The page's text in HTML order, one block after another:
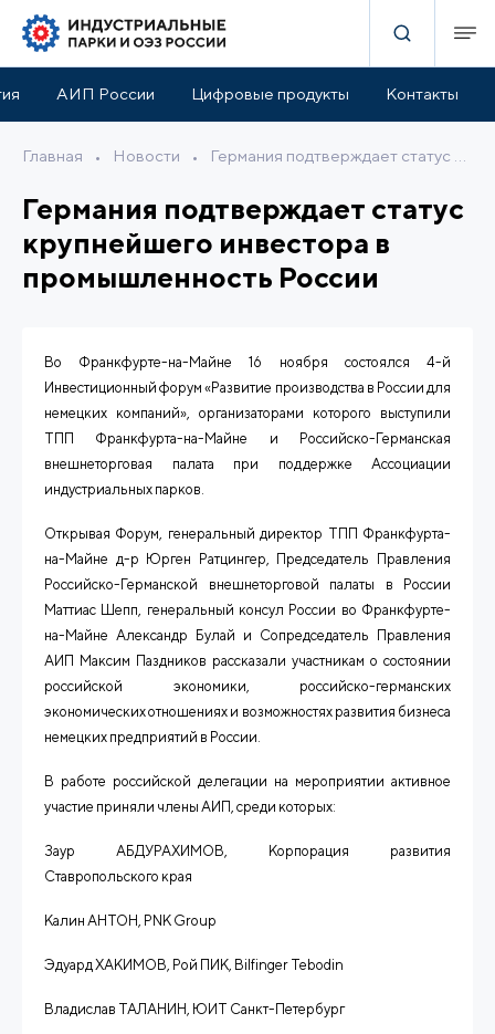
АИП России Цифровые продукты Контакты
Главная • Новости •
Германия подтверждает статус
крупнейшего инвестора в
промышленность России
Во Франкфурте-на-Майне 16 ноября состоялся 4-й
Инвестиционный форум «Развитие производства в России для
немецких компаний», организаторами которого выступили
ТПП Франкфурта-на-Майне и Российско-Германская
внешнеторговая палата при поддержке Ассоциации
индустриальных парков.
Открывая Форум, генеральный директор ТПП Франкфурта-
на-Майне д-р Юрген Ратцингер, Председатель Правления
Российско-Германской внешнеторговой палаты в России
Маттиас Шепп, генеральный консул России во Франкфурте-
на-Майне Александр Булай и Сопредседатель Правления
АИП Максим Паздников рассказали участникам о состоянии
российской экономики, российско-германских
экономических отношениях и возможностях развития бизнеса
немецких предприятий в России.
В работе российской делегации на мероприятии активное
участие приняли члены АИП, среди которых:
Заур АБДУРАХИМОВ, Корпорация развития
Ставропольского края
Калин АНТОН, PNK Group
Эдуард ХАКИМОВ, Рой ПИК, Bilfinger Tebodin
Владислав ТАЛАНИН, ЮИТ Санкт-Петербург